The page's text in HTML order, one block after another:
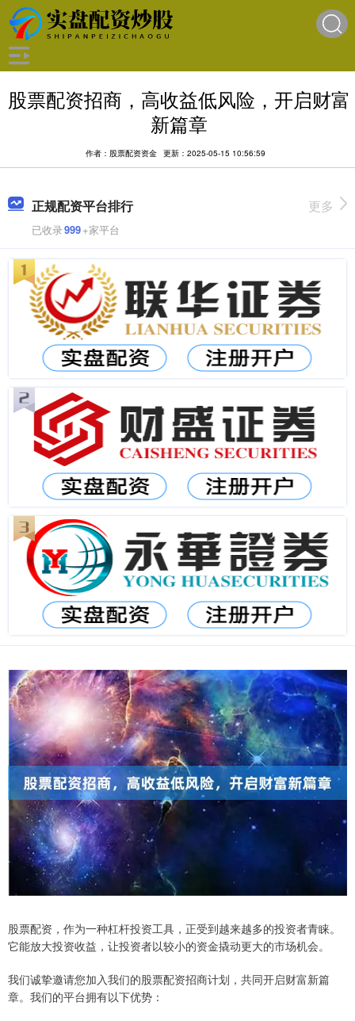
股票配资招商，高收益低风险，开启财富
新篇章
作者：股票配资资金 更新：2025-05-15 10:56:59
正规配资平台排行
已收录999+家平台
更多
股票配资，作为一种杠杆投资工具，正受到越来越多的投资者青睐。
它能放大投资收益，让投资者以较小的资金撬动更大的市场机会。
我们诚挚邀请您加入我们的股票配资招商计划，共同开启财富新篇
章。我们的平台拥有以下优势：